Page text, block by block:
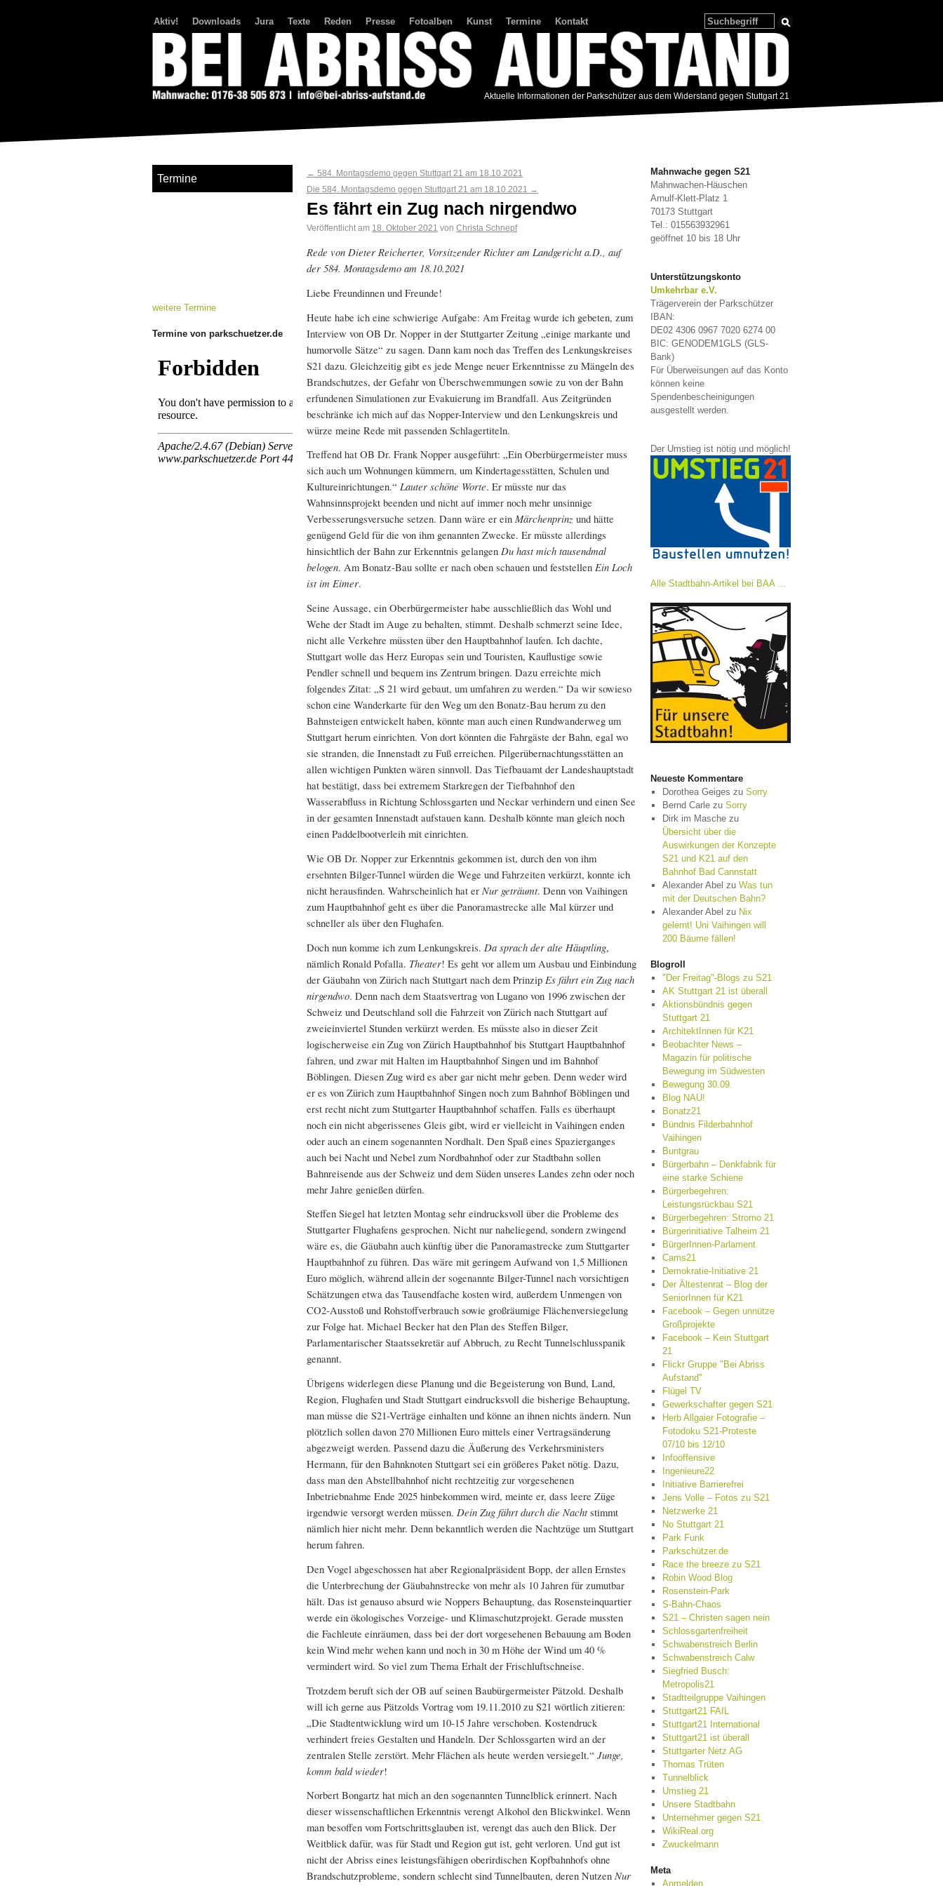
Aktiv! Downloads Jura Texte Reden Presse Fotoalben Kunst Termine Kontakt
Aktuelle Informationen der Parkschützer aus dem Widerstand gegen Stuttgart 21
← 584. Montagsdemo gegen Stuttgart 21 am 18.10.2021
Die 584. Montagsdemo gegen Stuttgart 21 am 18.10.2021
→
Es fährt ein Zug nach nirgendwo
Veröffentlicht am 18. Oktober 2021 von Christa Schnepf
Rede von Dieter Reicherter, Vorsitzender Richter am Landgericht a.D., auf
der 584. Montagsdemo am 18.10.2021
Liebe Freundinnen und Freunde!
Heute habe ich eine schwierige Aufgabe: Am Freitag wurde ich gebeten, zum
Interview von OB Dr. Nopper in der Stuttgarter Zeitung „einige markante und
humorvolle Sätze“ zu sagen. Dann kam noch das Treffen des Lenkungskreises
S21 dazu. Gleichzeitig gibt es jede Menge neuer Erkenntnisse zu Mängeln des
Brandschutzes, der Gefahr von Überschwemmungen sowie zu von der Bahn
erfundenen Simulationen zur Evakuierung im Brandfall. Aus Zeitgründen
beschränke ich mich auf das Nopper-Interview und den Lenkungskreis und
würze meine Rede mit passenden Schlagertiteln.
Treffend hat OB Dr. Frank Nopper ausgeführt: „Ein Oberbürgermeister muss
sich auch um Wohnungen kümmern, um Kindertagesstätten, Schulen und
Kultureinrichtungen.“ Lauter schöne Worte. Er müsste nur das
Wahnsinnsprojekt beenden und nicht auf immer noch mehr unsinnige
Verbesserungsversuche setzen. Dann wäre er ein Märchenprinz und hätte
genügend Geld für die von ihm genannten Zwecke. Er müsste allerdings
hinsichtlich der Bahn zur Erkenntnis gelangen Du hast mich tausendmal
belogen. Am Bonatz-Bau sollte er nach oben schauen und feststellen Ein Loch
ist im Eimer.
Seine Aussage, ein Oberbürgermeister habe ausschließlich das Wohl und
Wehe der Stadt im Auge zu behalten, stimmt. Deshalb schmerzt seine Idee,
nicht alle Verkehre müssten über den Hauptbahnhof laufen. Ich dachte,
Stuttgart wolle das Herz Europas sein und Touristen, Kauflustige sowie
Pendler schnell und bequem ins Zentrum bringen. Dazu erreichte mich
folgendes Zitat: „S 21 wird gebaut, um umfahren zu werden.“ Da wir sowieso
schon eine Wanderkarte für den Weg um den Bonatz-Bau herum zu den
Bahnsteigen entwickelt haben, könnte man auch einen Rundwanderweg um
Stuttgart herum einrichten. Von dort könnten die Fahrgäste der Bahn, egal wo
sie stranden, die Innenstadt zu Fuß erreichen. Pilgerübernachtungsstätten an
allen wichtigen Punkten wären sinnvoll. Das Tiefbauamt der Landeshauptstadt
hat bestätigt, dass bei extremem Starkregen der Tiefbahnhof den
Wasserabfluss in Richtung Schlossgarten und Neckar verhindern und einen See
in der gesamten Innenstadt aufstauen kann. Deshalb könnte man gleich noch
einen Paddelbootverleih mit einrichten.
Wie OB Dr. Nopper zur Erkenntnis gekommen ist, durch den von ihm
ersehnten Bilger-Tunnel würden die Wege und Fahrzeiten verkürzt, konnte ich
nicht herausfinden. Wahrscheinlich hat er Nur geträumt. Denn von Vaihingen
zum Hauptbahnhof geht es über die Panoramastrecke alle Mal kürzer und
schneller als über den Flughafen.
Doch nun komme ich zum Lenkungskreis. Da sprach der alte Häuptling,
nämlich Ronald Pofalla. Theater! Es geht vor allem um Ausbau und Einbindung
der Gäubahn von Zürich nach Stuttgart nach dem Prinzip Es fährt ein Zug nach
nirgendwo. Denn nach dem Staatsvertrag von Lugano von 1996 zwischen der
Schweiz und Deutschland soll die Fahrzeit von Zürich nach Stuttgart auf
zweieinviertel Stunden verkürzt werden. Es müsste also in dieser Zeit
logischerweise ein Zug von Zürich Hauptbahnhof bis Stuttgart Hauptbahnhof
fahren, und zwar mit Halten im Hauptbahnhof Singen und im Bahnhof
Böblingen. Diesen Zug wird es aber gar nicht mehr geben. Denn weder wird
er es von Zürich zum Hauptbahnhof Singen noch zum Bahnhof Böblingen und
erst recht nicht zum Stuttgarter Hauptbahnhof schaffen. Falls es überhaupt
noch ein nicht abgerissenes Gleis gibt, wird er vielleicht in Vaihingen enden
oder auch an einem sogenannten Nordhalt. Den Spaß eines Spazierganges
auch bei Nacht und Nebel zum Nordbahnhof oder zur Stadtbahn sollen
Bahnreisende aus der Schweiz und dem Süden unseres Landes zehn oder noch
mehr Jahre genießen dürfen.
Steffen Siegel hat letzten Montag sehr eindrucksvoll über die Probleme des
Stuttgarter Flughafens gesprochen. Nicht nur naheliegend, sondern zwingend
wäre es, die Gäubahn auch künftig über die Panoramastrecke zum Stuttgarter
Hauptbahnhof zu führen. Das wäre mit geringem Aufwand von 1,5 Millionen
Euro möglich, während allein der sogenannte Bilger-Tunnel nach vorsichtigen
Schätzungen etwa das Tausendfache kosten wird, außerdem Unmengen von
CO2-Ausstoß und Rohstoffverbrauch sowie großräumige Flächenversiegelung
zur Folge hat. Michael Becker hat den Plan des Steffen Bilger,
Parlamentarischer Staatssekretär auf Abbruch, zu Recht Tunnelschlusspanik
genannt.
Übrigens widerlegen diese Planung und die Begeisterung von Bund, Land,
Region, Flughafen und Stadt Stuttgart eindrucksvoll die bisherige Behauptung,
man müsse die S21-Verträge einhalten und könne an ihnen nichts ändern. Nun
plötzlich sollen davon 270 Millionen Euro mittels einer Vertragsänderung
abgezweigt werden. Passend dazu die Äußerung des Verkehrsministers
Hermann, für den Bahnknoten Stuttgart sei ein größeres Paket nötig. Dazu,
dass man den Abstellbahnhof nicht rechtzeitig zur vorgesehenen
Inbetriebnahme Ende 2025 hinbekommen wird, meinte er, dass leere Züge
irgendwie versorgt werden müssen. Dein Zug fährt durch die Nachtstimmt
nämlich hier nicht mehr. Denn bekanntlich werden die Nachtzüge um Stuttgart
herum fahren.
Den Vogel abgeschossen hat aber Regionalpräsident Bopp, der allen Ernstes
die Unterbrechung der Gäubahnstrecke von mehr als 10 Jahren für zumutbar
hält. Das ist genauso absurd wie Noppers Behauptung, das Rosensteinquartier
werde ein ökologisches Vorzeige- und Klimaschutzprojekt. Gerade mussten
die Fachleute einräumen, dass bei der dort vorgesehenen Bebauung am Boden
kein Wind mehr wehen kann und noch in 30 m Höhe der Wind um 40 %
vermindert wird. So viel zum Thema Erhalt der Frischluftschneise.
Trotzdem beruft sich der OB auf seinen Baubürgermeister Pätzold. Deshalb
will ich gerne aus Pätzolds Vortrag vom 19.11.2010 zu S21 wörtlich zitieren:
„Die Stadtentwicklung wird um 10-15 Jahre verschoben. Kostendruck
verhindert freies Gestalten und Handeln. Der Schlossgarten wird an der
zentralen Stelle zerstört. Mehr Flächen als heute werden versiegelt.“ Junge,
komm bald wieder!
Norbert Bongartz hat mich an den sogenannten Tunnelblick erinnert. Nach
dieser wissenschaftlichen Erkenntnis verengt Alkohol den Blickwinkel. Wenn
man besoffen vom Fortschrittsglauben ist, verengt das auch den Blick. Der
Weitblick dafür, was für Stadt und Region gut ist, geht verloren. Und gut ist
nicht der Abriss eines leistungsfähigen oberirdischen Kopfbahnhofs ohne
Brandschutzprobleme, sondern schlecht sind Tunnelbauten, deren Nutzen Nur
Termine
weitere Termine
Termine von parkschuetzer.de
Mahnwache gegen S21
Mahnwachen-Häuschen
Arnulf-Klett-Platz 1
70173 Stuttgart
Tel.: 015563932961
geöffnet 10 bis 18 Uhr
Unterstützungskonto
Umkehrbar e.V.
Trägerverein der Parkschützer
IBAN:
DE02 4306 0967 7020 6274 00
BIC: GENODEM1GLS (GLS-
Bank)
Für Überweisungen auf das Konto
können keine
Spendenbescheinigungen
ausgestellt werden.
Der Umstieg ist nötig und möglich!
Alle Stadtbahn-Artikel bei BAA ...
Neueste Kommentare
Dorothea Geiges zu Sorry
Bernd Carlezu Sorry
Dirk im Maschezu
Übersicht über die
Auswirkungen der Konzepte
S21 und K21 auf den
Bahnhof Bad Cannstatt
Alexander Abel zu Was tun
mit der Deutschen Bahn?
Alexander Abel zu Nix
gelernt! Uni Vaihingen will
200 Bäume fällen!
Blogroll
"Der Freitag"-Blogs zu S21
AK Stuttgart 21 ist überall
Aktionsbündnis gegen
Stuttgart 21
ArchitektInnen für K21
Beobachter News –
Magazin für politische
Bewegung im Südwesten
Bewegung 30.09.
Blog NAU!
Bonatz21
Bündnis Filderbahnhof
Vaihingen
Buntgrau
Bürgerbahn – Denkfabrik für
eine starke Schiene
Bürgerbegehren:
Leistungsrückbau S21
Bürgerbegehren: Strorno 21
Bürgerinitiative Talheim 21
BürgerInnen-Parlament
Cams21
Demokratie-Initiative 21
Der Ältestenrat – Blog der
SeniorInnen für K21
Facebook – Gegen unnütze
Großprojekte
Facebook – Kein Stuttgart
21
Flickr Gruppe "Bei Abriss
Aufstand"
Flügel TV
Gewerkschafter gegen S21
Herb Allgaier Fotografie –
Fotodoku S21-Proteste
07/10 bis 12/10
Infooffensive
Ingenieure22
Initiative Barrierefrei
Jens Volle – Fotos zu S21
Netzwerke 21
No Stuttgart 21
Park Funk
Parkschützer.de
Race the breeze zu S21
Robin Wood Blog
Rosenstein-Park
S-Bahn-Chaos
S21 – Christen sagen nein
Schlossgartenfreiheit
Schwabenstreich Berlin
Schwabenstreich Calw
Siegfried Busch:
Metropolis21
Stadtteilgruppe Vaihingen
Stuttgart21 FAIL
Stuttgart21 International
Stuttgart21 ist überall
Stuttgarter Netz AG
Thomas Trüten
Tunnelblick
Umstieg 21
Unsere Stadtbahn
Unternehmer gegen S21
WikiReal.org
Zwuckelmann
Meta
Anmelden